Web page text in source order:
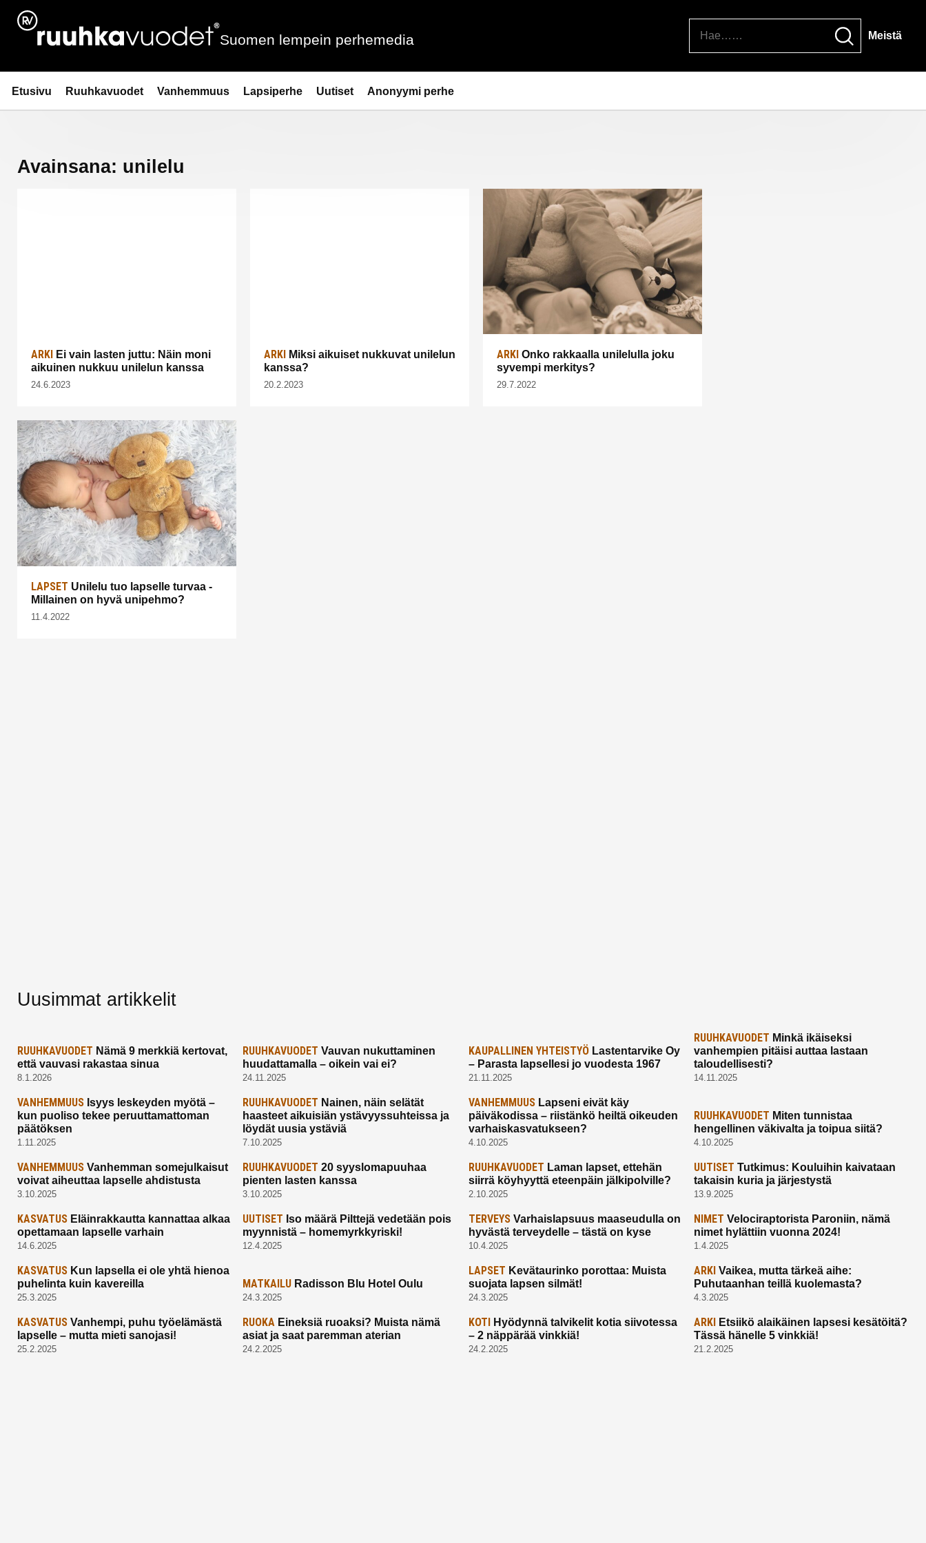
Siirry
sisältöön
Ruuhkavuodet.fi
Suomen lempein perhemedia Meistä
Etusivu Ruuhkavuodet Vanhemmuus Lapsiperhe Uutiset Anonyymi perhe
Avainsana: unilelu
ARKI Ei vain lasten juttu: Näin moni
aikuinen nukkuu unilelun kanssa
24.6.2023
ARKI Miksi aikuiset nukkuvat unilelun
kanssa?
20.2.2023
ARKI Onko rakkaalla unilelulla joku
syvempi merkitys?
29.7.2022
LAPSET Unilelu tuo lapselle turvaa -
Millainen on hyvä unipehmo?
11.4.2022
Uusimmat artikkelit
RUUHKAVUODET Nämä 9 merkkiä kertovat,
että vauvasi rakastaa sinua
8.1.2026
RUUHKAVUODET Vauvan nukuttaminen
huudattamalla – oikein vai ei?
24.11.2025
KAUPALLINEN YHTEISTYÖLastentarvike Oy
– Parasta lapsellesi jo vuodesta 1967
21.11.2025
RUUHKAVUODET Minkä ikäiseksi
vanhempien pitäisi auttaa lastaan
taloudellisesti?
14.11.2025
VANHEMMUUS Isyys leskeyden myötä –
kun puoliso tekee peruuttamattoman
päätöksen
1.11.2025
RUUHKAVUODET Nainen, näin selätät
haasteet aikuisiän ystävyyssuhteissa ja
löydät uusia ystäviä
7.10.2025
VANHEMMUUSLapseni eivät käy
päiväkodissa – riistänkö heiltä oikeuden
varhaiskasvatukseen?
4.10.2025
RUUHKAVUODET Miten tunnistaa
hengellinen väkivalta ja toipua siitä?
4.10.2025
VANHEMMUUS Vanhemman somejulkaisut
voivat aiheuttaa lapselle ahdistusta
3.10.2025
RUUHKAVUODET 20 syyslomapuuhaa
pienten lasten kanssa
3.10.2025
RUUHKAVUODET Laman lapset, ettehän
siirrä köyhyyttä eteenpäin jälkipolville?
2.10.2025
UUTISET Tutkimus: Kouluihin kaivataan
takaisin kuria ja järjestystä
13.9.2025
KASVATUS Eläinrakkautta kannattaa alkaa
opettamaan lapselle varhain
14.6.2025
UUTISET Iso määrä Pilttejä vedetään pois
myynnistä – homemyrkkyriski!
12.4.2025
TERVEYSVarhaislapsuus maaseudulla on
hyvästä terveydelle – tästä on kyse
10.4.2025
NIMET Velociraptorista Paroniin, nämä
nimet hylättiin vuonna 2024!
1.4.2025
KASVATUS Kun lapsella ei ole yhtä hienoa
puhelinta kuin kavereilla
25.3.2025
MATKAILU Radisson Blu Hotel Oulu
24.3.2025
LAPSET Kevätaurinko porottaa: Muista
suojata lapsen silmät!
24.3.2025
ARKI Vaikea, mutta tärkeä aihe:
Puhutaanhan teillä kuolemasta?
4.3.2025
KASVATUS Vanhempi, puhu työelämästä
lapselle – mutta mieti sanojasi!
25.2.2025
RUOKA Eineksiä ruoaksi? Muista nämä
asiat ja saat paremman aterian
24.2.2025
KOTI
Hyödynnä talvikelit kotia siivotessa
– 2 näppärää vinkkiä!
24.2.2025
ARKI
Etsiikö alaikäinen lapsesi kesätöitä?
Tässä hänelle 5 vinkkiä!
21.2.2025